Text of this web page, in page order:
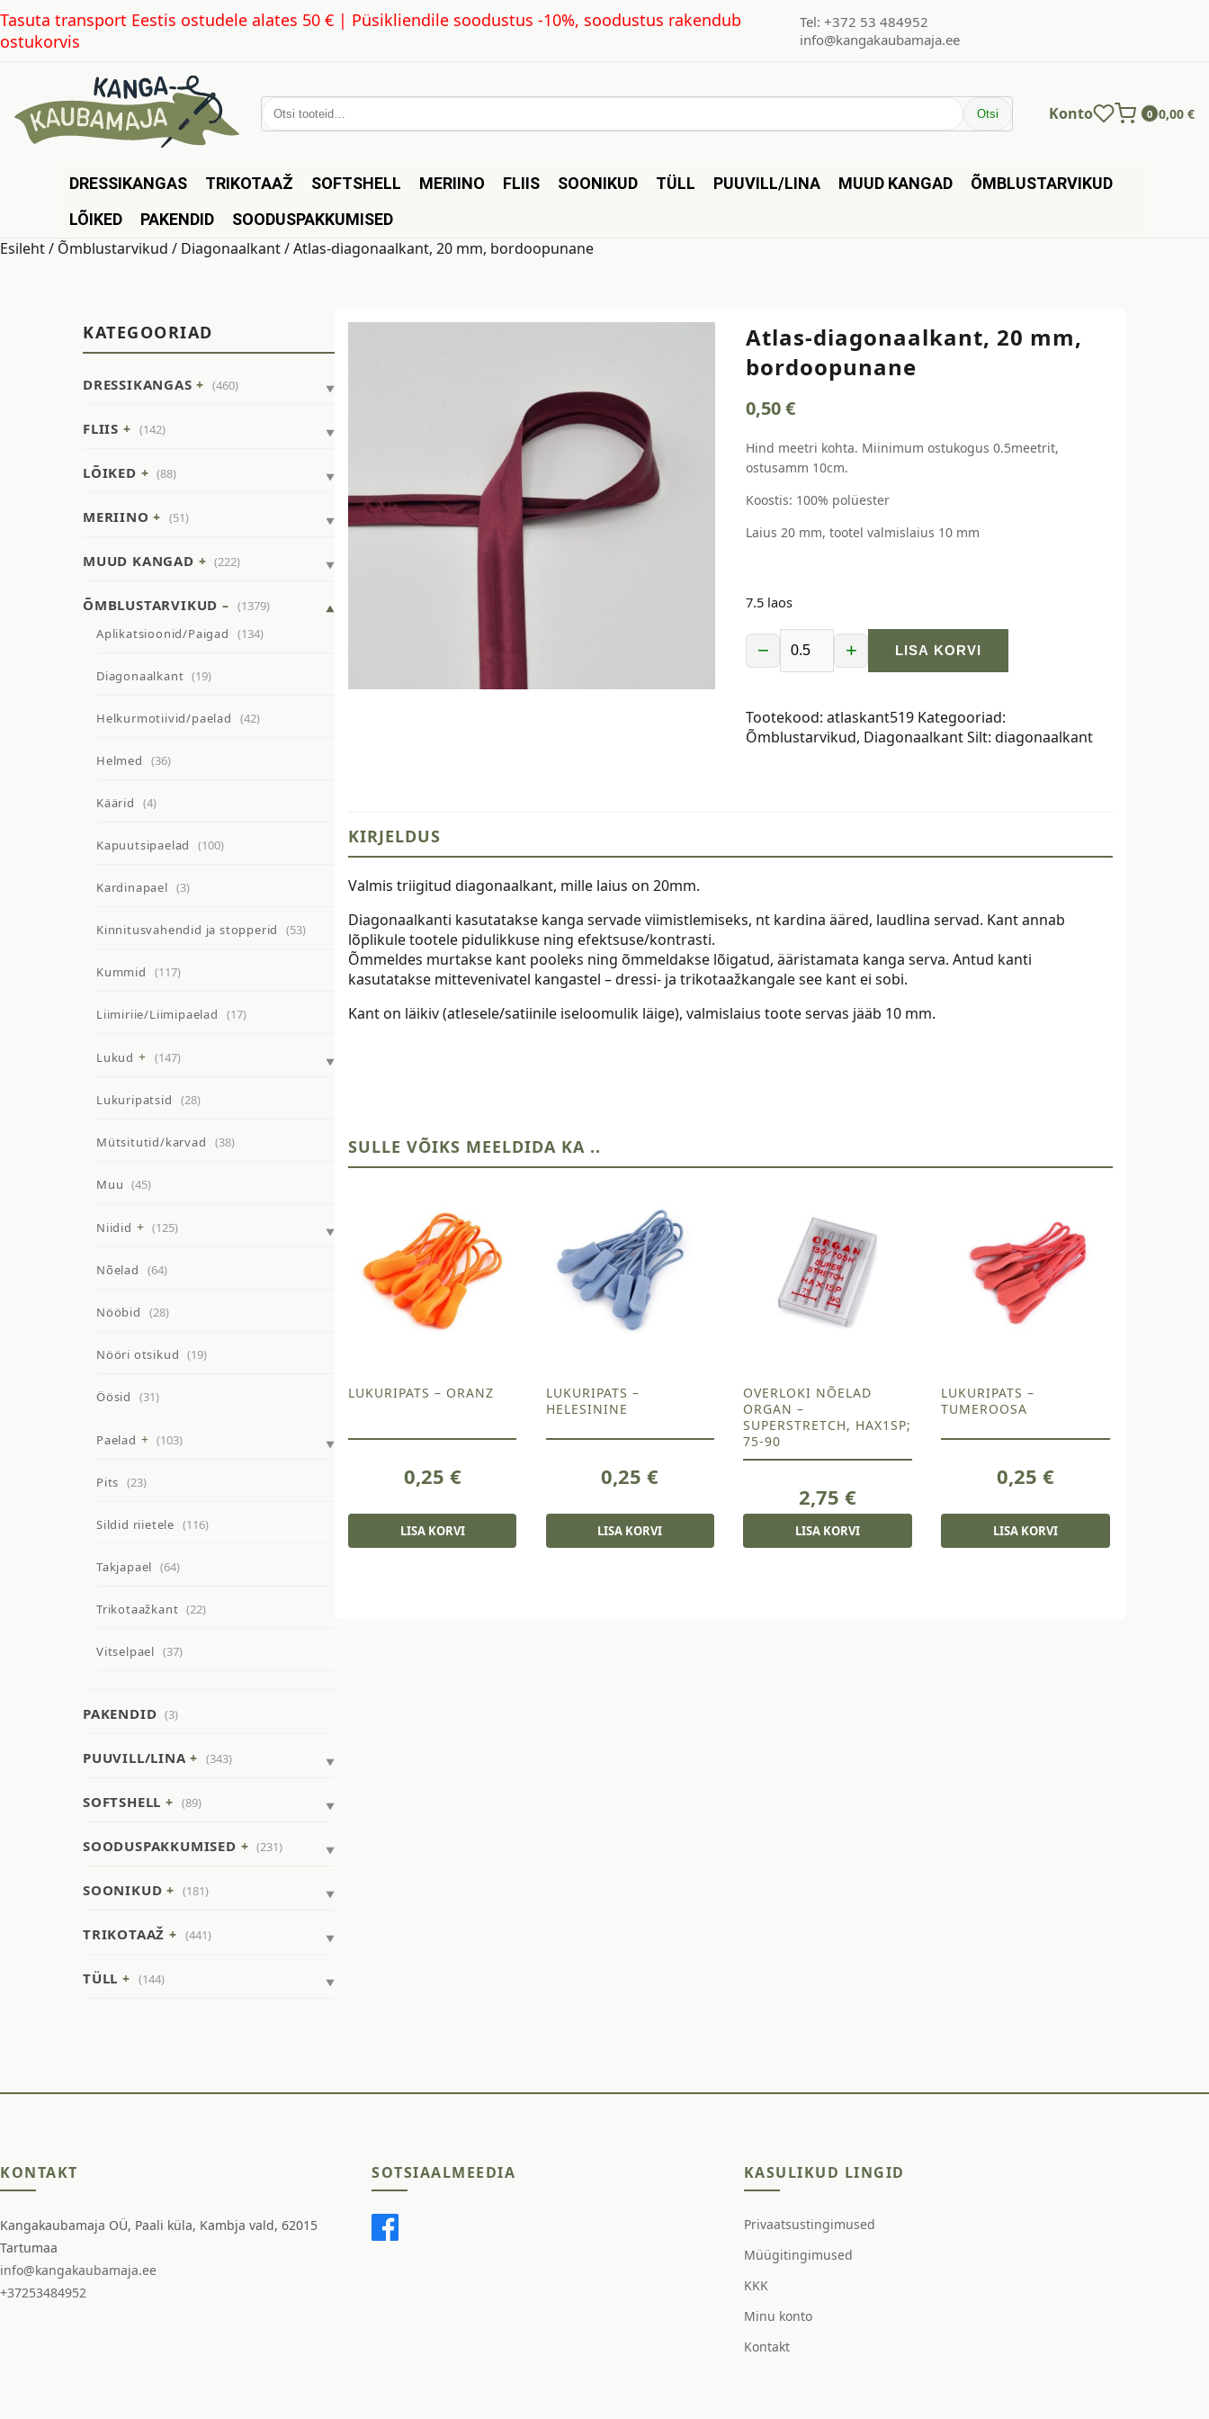
Tasuta transport Eestis ostudele alates 50 € | Püsikliendile soodustus -10%, soodustus rakendub
ostukorvis
Tel: +372 53 484952
info@kangakaubamaja.ee
Otsi: Otsi Konto 0 0,00 €
DRESSIKANGAS TRIKOTAAŽ SOFTSHELL MERIINO FLIIS SOONIKUD TÜLL PUUVILL/LINA MUUD KANGAD
ÕMBLUSTARVIKUD
LÕIKED
PAKENDID SOODUSPAKKUMISED
Esileht/ Õmblustarvikud / Diagonaalkant/ Atlas-diagonaalkant, 20 mm, bordoopunane
KATEGOORIAD
DRESSIKANGAS (460)
FLIIS (142)
LÕIKED (88)
MERIINO (51)
MUUD KANGAD (222)
ÕMBLUSTARVIKUD
(1379)
Aplikatsioonid/Paigad
(134)
Diagonaalkant (19)
Helkurmotiivid/paelad (42)
Helmed (36)
Käärid (4)
Kapuutsipaelad (100)
Kardinapael (3)
Kinnitusvahendid ja stopperid (53)
Kummid (117)
Liimiriie/Liimipaelad (17)
Lukud (147)
Lukuripatsid (28)
Mütsitutid/karvad (38)
Muu (45)
Niidid (125)
Nõelad (64)
Nööbid (28)
Nööri otsikud (19)
Öösid (31)
Paelad (103)
Pits (23)
Sildid riietele (116)
Takjapael (64)
Trikotaažkant (22)
Vitselpael (37)
PAKENDID (3)
PUUVILL/LINA (343)
SOFTSHELL (89)
SOODUSPAKKUMISED (231)
SOONIKUD (181)
TRIKOTAAŽ (441)
TÜLL (144)
Atlas-diagonaalkant, 20 mm,
bordoopunane
0,50€
Hind meetri kohta. Miinimum ostukogus 0.5meetrit,
ostusamm 10cm.
Koostis: 100% polüester
Laius 20 mm, tootel valmislaius 10 mm
7.5 laos
−
diagonaalkant,
mm,
bordoopunane
+ LISA KORVI
Tootekood: atlaskant519 Kategooriad:
Õmblustarvikud, DiagonaalkantSilt: diagonaalkant
KIRJELDUS
Valmis triigitud diagonaalkant, mille laius on 20mm.
Diagonaalkanti kasutatakse kanga servade viimistlemiseks, nt kardina ääred, laudlina servad. Kant annab
lõplikule tootele pidulikkuse ning efektsuse/kontrasti.
Õmmeldes murtakse kant pooleks ning õmmeldakse lõigatud, ääristamata kanga serva. Antud kanti
kasutatakse mittevenivatel kangastel – dressi- ja trikotaažkangale see kant ei sobi.
Kant on läikiv (atlesele/satiinile iseloomulik läige), valmislaius toote servas jääb 10 mm.
SULLE VÕIKS MEELDIDA KA ..
LUKURIPATS – ORANZ
0,25 €
LISA KORVI
LUKURIPATS –
HELESININE
0,25€
LISA KORVI
OVERLOKI NÕELAD
ORGAN –
SUPERSTRETCH, HAX1SP;
75-90
2,75€
LISA KORVI
LUKURIPATS –
TUMEROOSA
0,25 €
LISA KORVI
KONTAKT
Kangakaubamaja OÜ, Paali küla, Kambja vald, 62015
Tartumaa
info@kangakaubamaja.ee
+37253484952
SOTSIAALMEEDIA KASULIKUD LINGID
Privaatsustingimused
Müügitingimused
KKK
Minu konto
Kontakt